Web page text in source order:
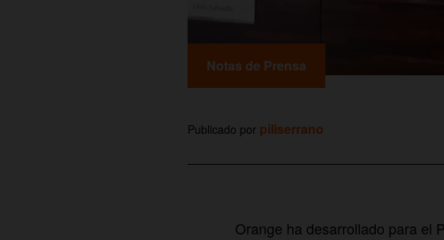
Notas de Prensa
Publicado por piliserrano
Orange ha desarrollado para el